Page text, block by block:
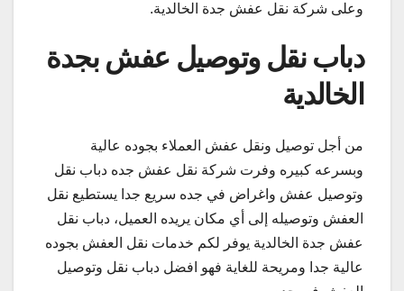
وعلى شركة نقل عفش جدة الخالدية.
دباب نقل وتوصيل عفش بجدة
الخالدية
من أجل توصيل ونقل عفش العملاء بجوده عالية
وبسرعه كبيره وفرت شركة نقل عفش جده دباب نقل
وتوصيل عفش واغراض في جده سريع جدا يستطيع نقل
العفش وتوصيله إلى أي مكان يريده العميل، دباب نقل
عفش جدة الخالدية يوفر لكم خدمات نقل العفش بجوده
عالية جدا ومريحة للغاية فهو افضل دباب نقل وتوصيل